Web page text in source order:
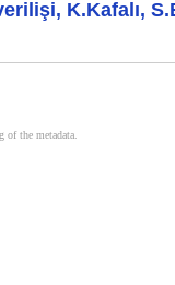
K.Kafalı,
the metadata.